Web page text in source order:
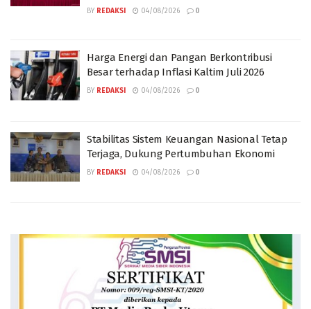
BY REDAKSI 04/08/2026 0
Harga Energi dan Pangan Berkontribusi
Besar terhadap Inflasi Kaltim Juli 2026
BY REDAKSI 04/08/2026 0
Stabilitas Sistem Keuangan Nasional Tetap
Terjaga, Dukung Pertumbuhan Ekonomi
BY REDAKSI 04/08/2026 0